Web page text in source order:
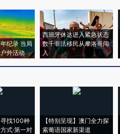
纪录 当局
外活动
西班牙休达进入紧急状态
数千非法移民从摩洛哥闯
入
寻找100种
式·第一对
【特别呈现】澳门全力探
索葡语国家新渠道